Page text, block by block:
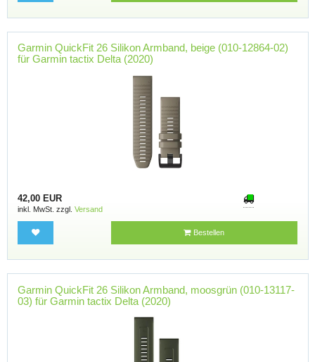
Garmin QuickFit 26 Silikon Armband, beige (010-12864-02)
für Garmin tactix Delta (2020)
42,00 EUR
inkl. MwSt. zzgl. Versand
Bestellen
Garmin QuickFit 26 Silikon Armband, moosgrün (010-13117-
03) für Garmin tactix Delta (2020)